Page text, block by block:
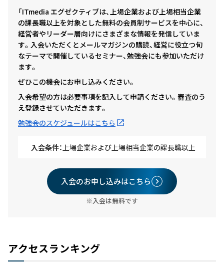
「ITmedia エグゼクティブは、上場企業および上場相当企業
の課長職以上を対象とした無料の会員制サービスを中心に、
経営者やリーダー層向けにさまざまな情報を発信していま
す。入会いただくとメールマガジンの購読、経営に役立つ旬
なテーマで開催しているセミナー、勉強会にも参加いただけ
ます。
ぜひこの機会にお申し込みください。
入会希望の方は必要事項を記入して申請ください。審査のう
え登録させていただきます。
勉強会のスケジュールはこちら
入会条件： 上場企業および上場相当企業の課長職以上
入会のお申し込みはこちら
※入会は無料です
アクセスランキング